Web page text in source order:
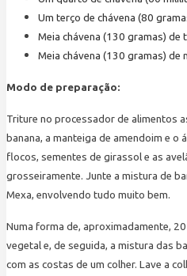
Um terço de chávena (80
Meia chávena (130 gramas) de
Meia chávena (130 gramas) de
Modo de preparação:
Triture no processador de alimentos
banana, a manteiga de amendoim e o
flocos, sementes de girassol e as
grosseiramente. Junte a mistura de
Mexa, envolvendo tudo muito bem.
Numa forma de, aproximadamente,
vegetal e, de seguida, a mistura das
com as costas de um colher. Lave a